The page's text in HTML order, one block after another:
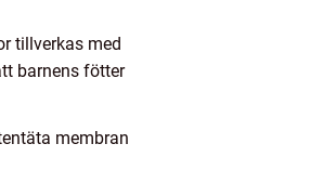
tillverkas med
barnens fötter
membran